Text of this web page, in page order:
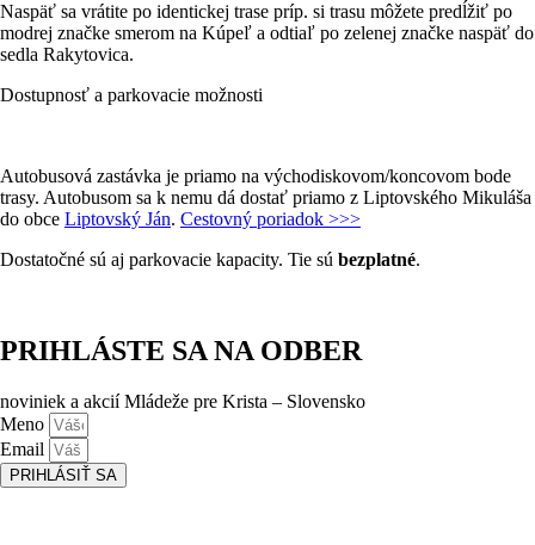
Naspäť sa vrátite po identickej trase príp. si trasu môžete predĺžiť po
modrej značke smerom na Kúpeľ a odtiaľ po zelenej značke naspäť do
sedla Rakytovica.
Dostupnosť a parkovacie možnosti
Autobusová zastávka je priamo na východiskovom/koncovom bode
trasy. Autobusom sa k nemu dá dostať priamo z Liptovského Mikuláša
do obce Liptovský Ján. Cestovný poriadok >>>
Dostatočné sú aj parkovacie kapacity. Tie sú bezplatné.
PRIHLÁSTE SA NA ODBER
noviniek a akcií Mládeže pre Krista – Slovensko
Meno
Email
PRIHLÁSIŤ SA